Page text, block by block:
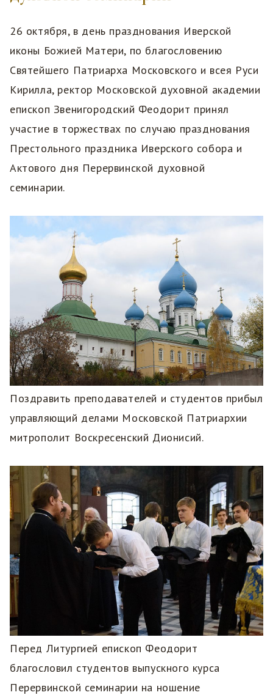
26 октября, в день празднования Иверской
иконы Божией Матери, по благословению
Святейшего Патриарха Московского и всея Руси
Кирилла, ректор Московской духовной академии
епископ Звенигородский Феодорит принял
участие в торжествах по случаю празднования
Престольного праздника Иверского собора и
Актового дня Перервинской духовной
семинарии.
Поздравить преподавателей и студентов прибыл
управляющий делами Московской Патриархии
митрополит Воскресенский Дионисий.
Перед Литургией епископ Феодорит
благословил студентов выпускного курса
Перервинской семинарии на ношение